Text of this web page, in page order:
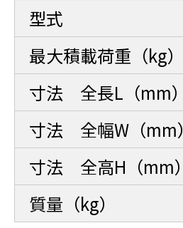
型式
最大積載荷重（kg）
寸法 全長L（mm）
寸法 全幅W（mm）
寸法 全高H（mm）
質量（kg）